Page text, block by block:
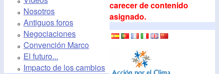
Nosotros
Antiguos foros
Negociaciones
Convención Marco
El futuro...
Impacto de los cambios
carecer de contenido
asignado.